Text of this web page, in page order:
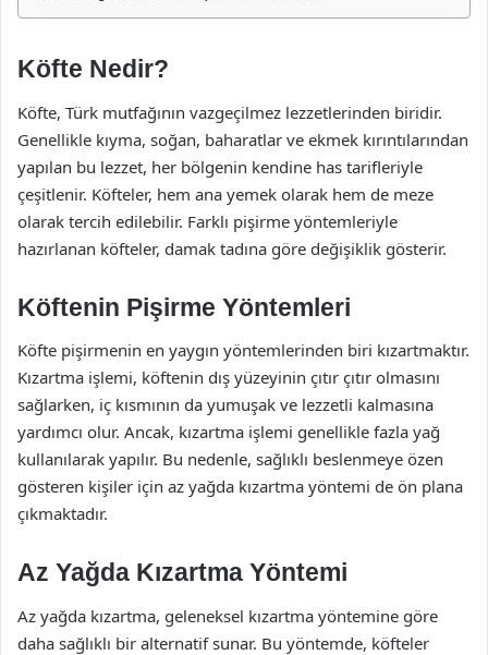
Köfte Nedir?
Köfte, Türk mutfağının vazgeçilmez lezzetlerinden biridir.
Genellikle kıyma, soğan, baharatlar ve ekmek kırıntılarından
yapılan bu lezzet, her bölgenin kendine has tarifleriyle
çeşitlenir. Köfteler, hem ana yemek olarak hem de meze
olarak tercih edilebilir. Farklı pişirme yöntemleriyle
hazırlanan köfteler, damak tadına göre değişiklik gösterir.
Köftenin Pişirme Yöntemleri
Köfte pişirmenin en yaygın yöntemlerinden biri kızartmaktır.
Kızartma işlemi, köftenin dış yüzeyinin çıtır çıtır olmasını
sağlarken, iç kısmının da yumuşak ve lezzetli kalmasına
yardımcı olur. Ancak, kızartma işlemi genellikle fazla yağ
kullanılarak yapılır. Bu nedenle, sağlıklı beslenmeye özen
gösteren kişiler için az yağda kızartma yöntemi de ön plana
çıkmaktadır.
Az Yağda Kızartma Yöntemi
Az yağda kızartma, geleneksel kızartma yöntemine göre
daha sağlıklı bir alternatif sunar. Bu yöntemde, köfteler